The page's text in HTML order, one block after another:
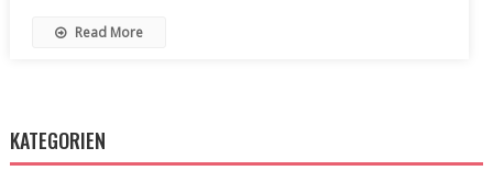
Read More
KATEGORIEN